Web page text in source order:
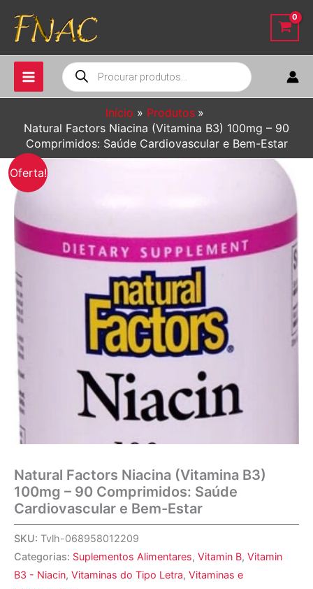
para
conteúdo
Pesquisar
produtos
Início
Produtos
Natural Factors Niacina (Vitamina B3) 100mg – 90
Comprimidos: Saúde Cardiovascular e Bem-Estar
Oferta!
Natural Factors Niacina (Vitamina B3)
100mg – 90 Comprimidos: Saúde
Cardiovascular e Bem-Estar
SKU: Tvlh-068958012209
Categorias: Suplementos Alimentares, Vitamin B, Vitamin
B3 - Niacin, Vitaminas do Tipo Letra, Vitaminas e